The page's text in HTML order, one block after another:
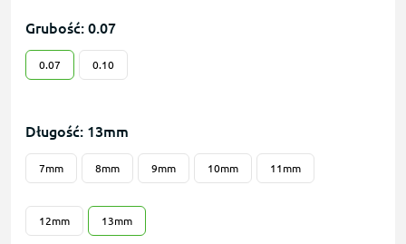
Grubość: 0.07
0.07 0.10
Długość: 13mm
7mm 8mm 9mm 10mm 11mm
12mm 13mm